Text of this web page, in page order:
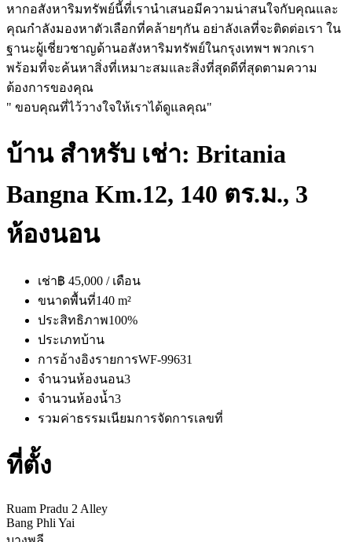
หากอสังหาริมทรัพย์นี้ที่เรานำเสนอมีความน่าสนใจกับคุณและ
คุณกำลังมองหาตัวเลือกที่คล้ายๆกัน อย่าลังเลที่จะติดต่อเรา ใน
ฐานะผู้เชี่ยวชาญด้านอสังหาริมทรัพย์ในกรุงเทพฯ พวกเรา
พร้อมที่จะค้นหาสิ่งที่เหมาะสมและสิ่งที่สุดดีที่สุดตามความ
ต้องการของคุณ
" ขอบคุณที่ไว้วางใจให้เราได้ดูแลคุณ"
บ้าน สำหรับ เช่า: Britania
Bangna Km.12, 140 ตร.ม., 3
ห้องนอน
เช่า฿ 45,000 / เดือน
ขนาดพื้นที่140 m²
ประสิทธิภาพ100%
ประเภทบ้าน
การอ้างอิงรายการWF-99631
จำนวนห้องนอน3
จำนวนห้องน้ำ3
รวมค่าธรรมเนียมการจัดการเลขที่
ที่ตั้ง
Ruam Pradu 2 Alley
Bang Phli Yai